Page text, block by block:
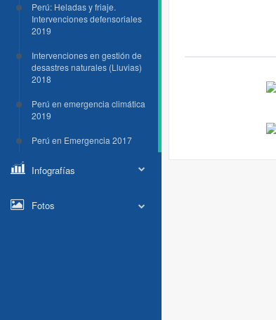
Perú: Heladas y friaje.
Intervenciones defensoriales
2019
Intervenciones en gestión de
desastres naturales (Lluvias)
2018
Perú en emergencia climática
2019
Perú en Emergencia 2017
Infografías
Fotos